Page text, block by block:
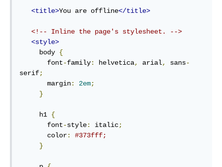
<title>You are offline</title>
<!-- Inline the page's stylesheet. -->
<style>
     body
{
       font
-family: helvetica, arial, sans-
serif;
       margin
: 2em;
}
     h1
{
       font
-style: italic;
       color
:
#373fff;
}